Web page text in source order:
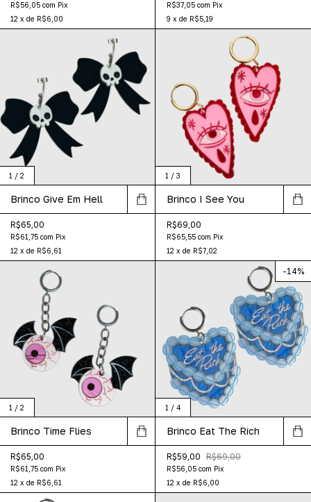
R$56,05 com Pix
12 x de R$6,00
R$37,05 com Pix
9 x de R$5,19
1 / 2
Brinco Give Em Hell
R$65,00
R$61,75 com Pix
12 x de R$6,61
1 / 3
Brinco I See You
R$69,00
R$65,55 com Pix
12 x de R$7,02
1 / 2
Brinco Time Flies
R$65,00
R$61,75 com Pix
12 x de R$6,61
1 / 4
-14%
Brinco Eat The Rich
R$59,00 R$69,00
R$56,05 com Pix
12 x de R$6,00